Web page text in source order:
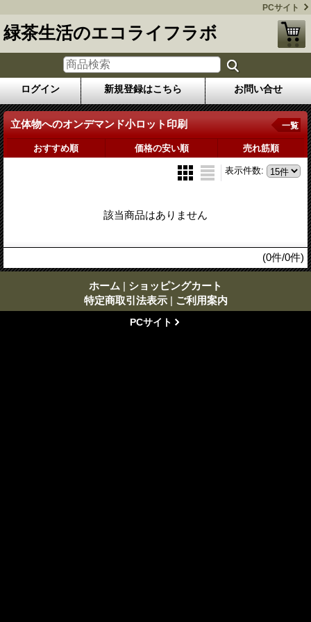
PCサイト
緑茶生活のエコライフラボ
ログイン 新規登録はこちら お問い合せ
立体物へのオンデマンド小ロット印刷 一覧
おすすめ順 価格の安い順 売れ筋順
表示件数:
該当商品はありません
(0件/0件)
ホーム | ショッピングカート
特定商取引法表示 | ご利用案内
PCサイト